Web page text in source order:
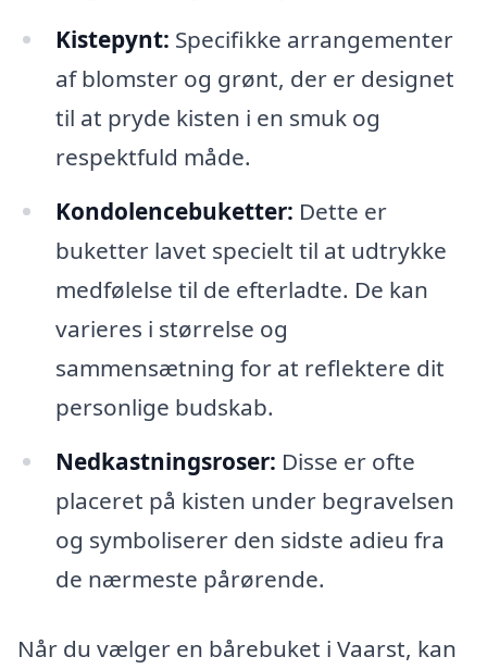
Kistepynt: Specifikke arrangementer
af blomster og grønt, der er designet
til at pryde kisten i en smuk og
respektfuld måde.
Kondolencebuketter: Dette er
buketter lavet specielt til at udtrykke
medfølelse til de efterladte. De kan
varieres i størrelse og
sammensætning for at reflektere dit
personlige budskab.
Nedkastningsroser: Disse er ofte
placeret på kisten under begravelsen
og symboliserer den sidste adieu fra
de nærmeste pårørende.
Når du vælger en bårebuket i Vaarst, kan